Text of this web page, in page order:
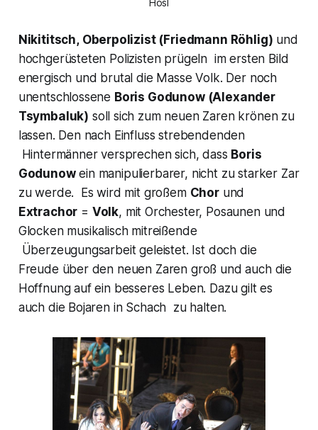
Hösl
Nikititsch,Oberpolizist (Friedmann Röhlig) und
hochgerüsteten Polizisten prügeln im ersten Bild
energisch und brutal die Masse Volk. Der noch
unentschlossene Boris Godunow (Alexander
Tsymbaluk) soll sich zum neuen Zaren krönen zu
lassen. Den nach Einfluss strebendenden
Hintermänner versprechen sich, dass Boris
Godunowein manipulierbarer, nicht zu starker Zar
zu werde. Es wird mit großem Chorund
Extrachor = Volk, mit Orchester, Posaunen und
Glocken musikalisch mitreißende
Überzeugungsarbeit geleistet. Ist doch die
Freude über den neuen Zaren groß und auch die
Hoffnung auf ein besseres Leben. Dazu gilt es
auch die Bojaren in Schach zu halten.